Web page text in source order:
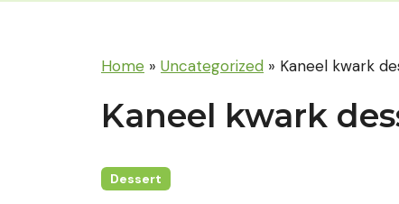
Home » Uncategorized » Kaneel kwark
Kaneel kwark
Dessert